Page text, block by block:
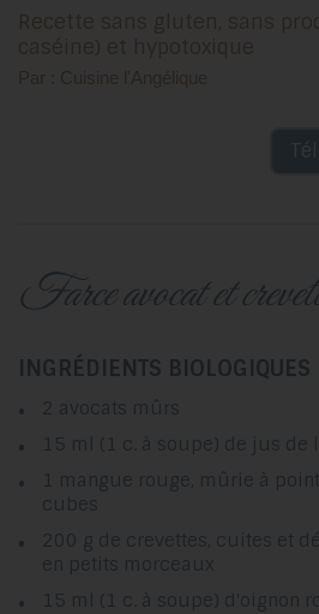
Recette sans gluten, sans produits laitiers (sans
caséine) et hypotoxique
Par : Cuisine l'Angélique
farce avocat et
INGRÉDIENTS BIOLOGIQUES
2 avocats mûrs
15 ml (1 c. à soupe) de jus de
1 mangue rouge, mûrie à
cubes
200 g de crevettes, cuites et
en petits morceaux
15 ml (1 c. à soupe) d'oignon